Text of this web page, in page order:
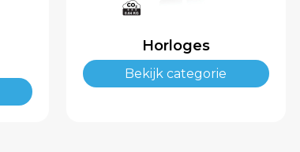
Horloges
Bekijk categorie